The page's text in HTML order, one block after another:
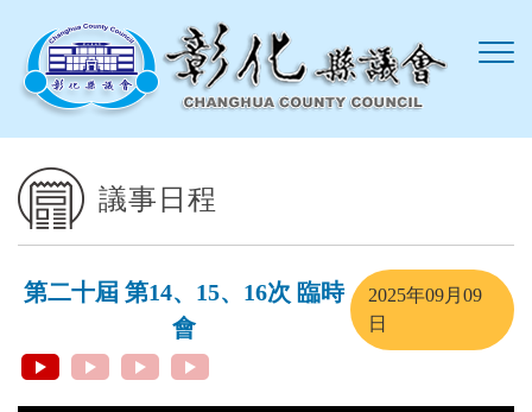
議事日程
第二十屆 第14、15、16次 臨時
會
2025年09月09
日